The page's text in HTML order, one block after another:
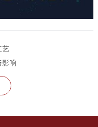
艺
影响